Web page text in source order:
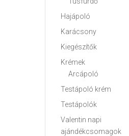
Hajápoló
Karácsony
Kiegészítők
Krémek
Arcápoló
Testápoló krém
Testápolók
Valentin napi
ajándékcsomagok